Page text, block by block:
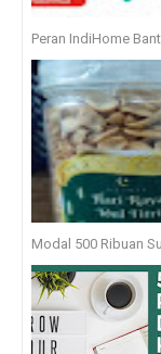
Peran IndiHome
Modal 500 Ribuan